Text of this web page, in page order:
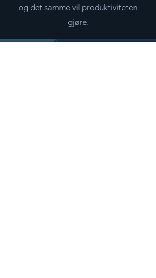
og det samme vil produktiviteten
gjøre.